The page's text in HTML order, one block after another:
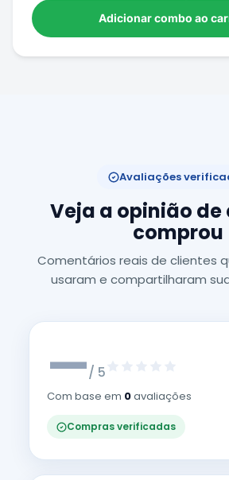
Adicionar combo ao
Avaliações
Veja a opinião de
comprou
Comentários reais de clientes
usaram e compartilharam
—/ 5
Com base em 0avaliações
Compras verificadas